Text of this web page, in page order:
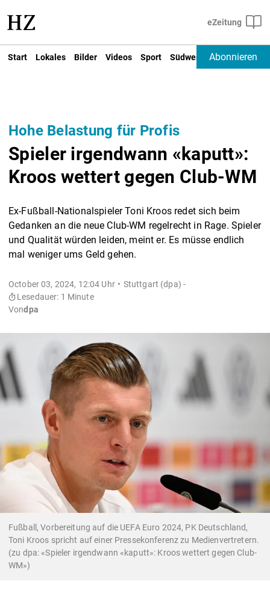
Start Lokales Bilder Videos Sport Südwest Deutschland
Abonnieren
Hohe Belastung für Profis
Spieler irgendwann «kaputt»:
Kroos wettert gegen Club-WM
Ex-Fußball-Nationalspieler Toni Kroos redet sich beim
Gedanken an die neue Club-WM regelrecht in Rage. Spieler
und Qualität würden leiden, meint er. Es müsse endlich
mal weniger ums Geld gehen.
October 03, 2024, 12:04 Uhr
Stuttgart (dpa) -
Lesedauer: 1 Minute
Vondpa
Fußball, Vorbereitung auf die UEFA Euro 2024, PK Deutschland,
Toni Kroos spricht auf einer Pressekonferenz zu Medienvertretern.
(zu dpa: «Spieler irgendwann «kaputt»: Kroos wettert gegen Club-
WM»)